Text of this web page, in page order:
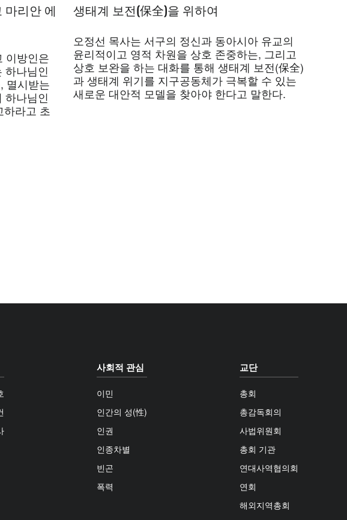
마리안 에
이방인은
하나님인
멸시받는
하나님인
하라고 초
생태계 보전(保全)을 위하여
오정선 목사는 서구의 정신과 동아시아 유교의
윤리적이고 영적 차원을 상호 존중하는, 그리고
상호 보완을 하는 대화를 통해 생태계 보전(保全)
과 생태계 위기를 지구공동체가 극복할 수 있는
새로운 대안적 모델을 찾아야 한다고 말한다.
사회적 관심
이민
인간의 성(性)
인권
인종차별
빈곤
폭력
교단
총회
총감독회의
사법위원회
총회 기관
연대사역협의회
연회
해외지역총회